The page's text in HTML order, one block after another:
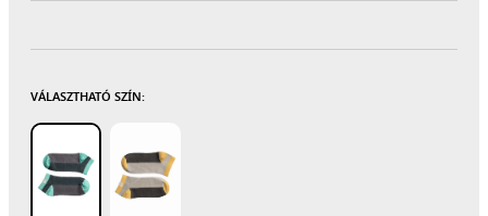
VÁLASZTHATÓ SZÍN: